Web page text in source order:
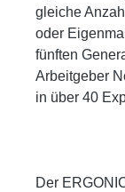
gleiche
oder
fünften
Arbeitgeber
in über 40
Der